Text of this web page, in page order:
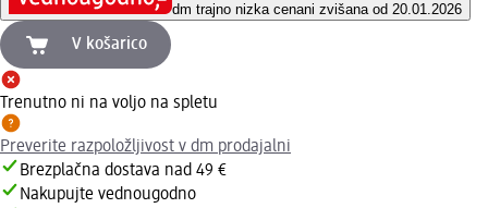
dm trajno nizka cenani zvišana od 20.01.2026
V košarico
Trenutno ni na voljo na spletu
Preverite razpoložljivost v dm prodajalni
Brezplačna dostava nad 49 €
Nakupujte vednougodno